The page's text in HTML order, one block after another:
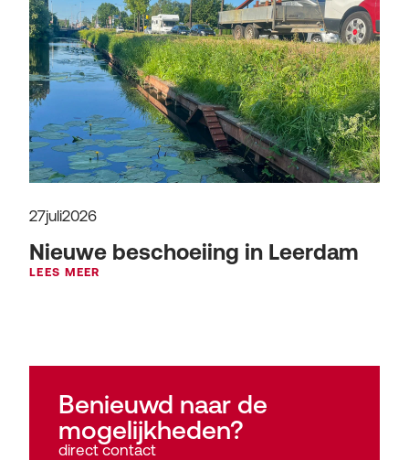
27juli2026
Nieuwe beschoeiing in Leerdam
LEES MEER
Benieuwd naar de
mogelijkheden?
direct contact